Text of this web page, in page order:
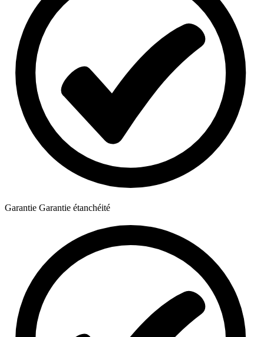
Garantie Garantie étanchéité